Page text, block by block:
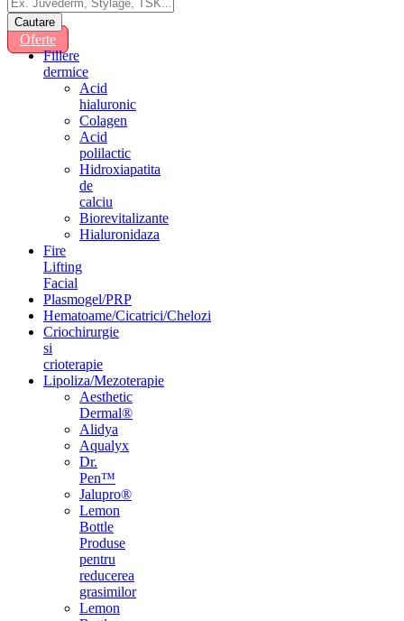
Oferte
Fillere
dermice
Acid
hialuronic
Colagen
Acid
polilactic
Hidroxiapatita
de
calciu
Biorevitalizante
Hialuronidaza
Fire
Lifting
Facial
Plasmogel/PRP
Hematoame/Cicatrici/Chelozi
Criochirurgie
si
crioterapie
Lipoliza/Mezoterapie
Aesthetic
Dermal®
Alidya
Aqualyx
Dr.
Pen™
Jalupro®
Lemon
Bottle
Produse
pentru
reducerea
grasimilor
Lemon